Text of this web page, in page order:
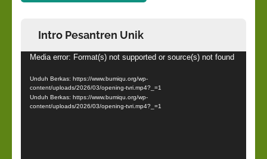
Intro Pesantren Unik
Pemutar
Media error: Format(s) not supported or source(s) not found
Unduh Berkas: https://www.bumiqu.org/wp-
content/uploads/2026/03/opening-tvri.mp4?_=1
Unduh Berkas: https://www.bumiqu.org/wp-
content/uploads/2026/03/opening-tvri.mp4?_=1